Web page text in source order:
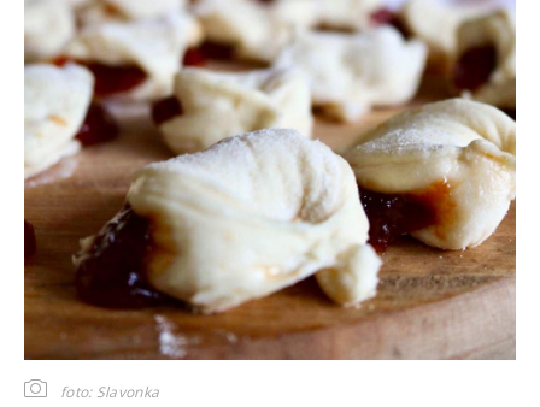
foto: Slavonka